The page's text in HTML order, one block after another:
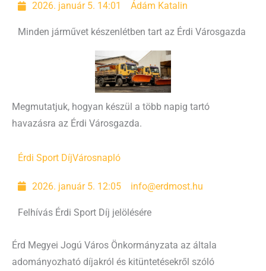
2026. január 5. 14:01 Ádám Katalin
Minden járművet készenlétben tart az Érdi Városgazda
Megmutatjuk, hogyan készül a több napig tartó
havazásra az Érdi Városgazda.
Érdi Sport DíjVárosnapló
2026. január 5. 12:05 info@erdmost.hu
Felhívás Érdi Sport Díj jelölésére
Érd Megyei Jogú Város Önkormányzata az általa
adományozható díjakról és kitüntetésekről szóló